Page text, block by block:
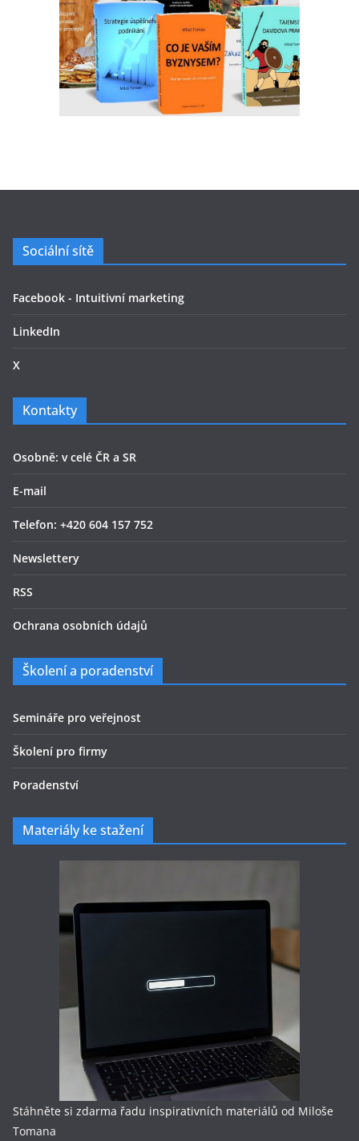
Sociální sítě
Facebook - Intuitivní marketing
LinkedIn
X
Kontakty
Osobně: v celé ČR a SR
E-mail
Telefon: +420 604 157 752
Newslettery
RSS
Ochrana osobních údajů
Školení a poradenství
Semináře pro veřejnost
Školení pro firmy
Poradenství
Materiály ke stažení
Stáhněte si zdarma řadu inspirativních materiálů od Miloše
Tomana